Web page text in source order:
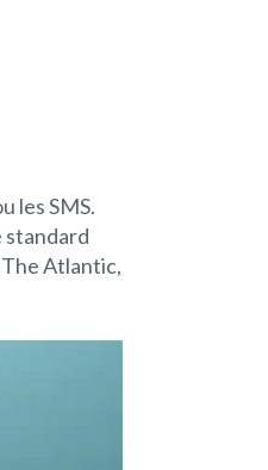
les SMS.
standard
Atlantic,